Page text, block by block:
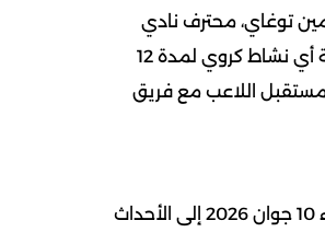
توغاي، محترف نادي
الترجي الرياضي التونسي، تقضي بإيقافه عن ممارسة أي نشاط كروي لمدة 12
مستقبل اللاعب مع فريق
تعود تفاصيل العقوبة الثقيلة الصادرة اليوم الأربعاء 10 جوان 2026 إلى الأحداث